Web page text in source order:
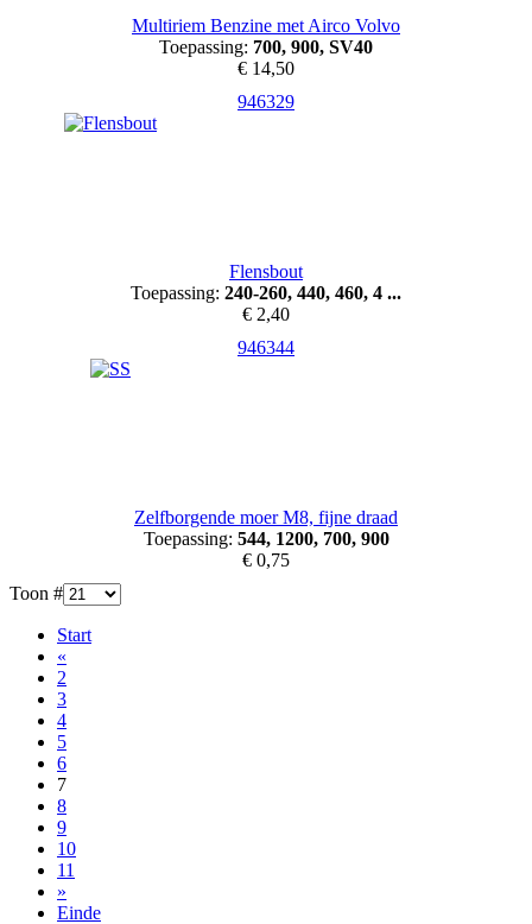
Multiriem Benzine met Airco Volvo
Toepassing: 700, 900, SV40
€ 14,50
946329
Flensbout
Toepassing: 240-260, 440, 460, 4 ...
€ 2,40
946344
Zelfborgende moer M8, fijne draad
Toepassing: 544, 1200, 700, 900
€ 0,75
Toon #
Start
«
2
3
4
5
6
7
8
9
10
11
»
Einde